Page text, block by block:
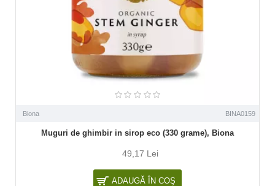
Biona BINA0159
Muguri de ghimbir in sirop eco (330 grame), Biona
49,17 Lei
ADAUGĂ ÎN COŞ